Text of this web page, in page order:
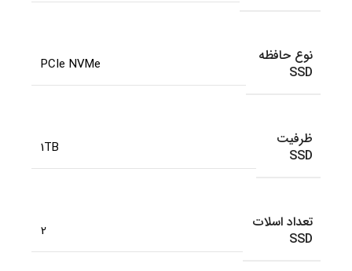
نوع حافظه
SSD
PCIe NVMe
ظرفیت
SSD
1TB
تعداد اسلات
SSD
2